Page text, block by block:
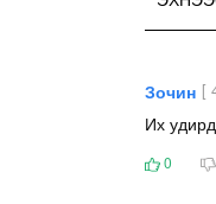
Зочин [
Их
0